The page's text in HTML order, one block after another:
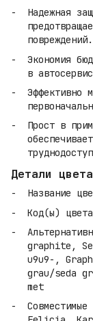
Надежная
повреждений.
Экономия
в
Эффективно
Прост в
Детали
Название
Код(ы)
graphite,
u9u9-,
grau/seda
met